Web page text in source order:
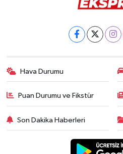
Hava Durumu
Puan Durumu ve Fikstür
Son Dakika Haberleri